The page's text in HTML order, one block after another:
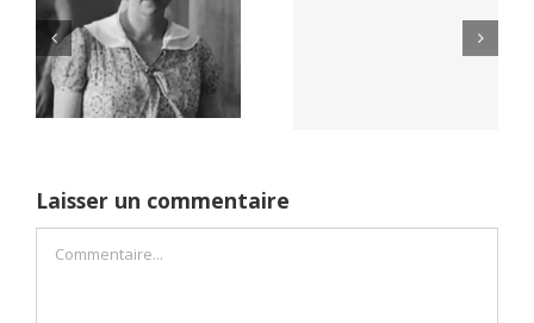
Netflix Field of
Dreams (1989)
Yaïr Golan : une
Laisser un commentaire